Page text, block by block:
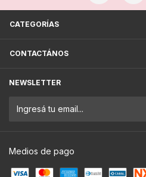
CATEGORÍAS
CONTACTÁNOS
NEWSLETTER
Medios de pago